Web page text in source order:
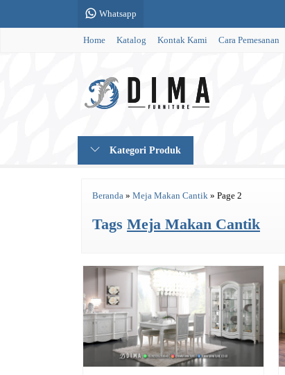
Whatsapp
Home Katalog Kontak Kami Cara Pemesanan
Kategori Produk
Beranda » Meja Makan Cantik » Page 2
Tags Meja Makan Cantik